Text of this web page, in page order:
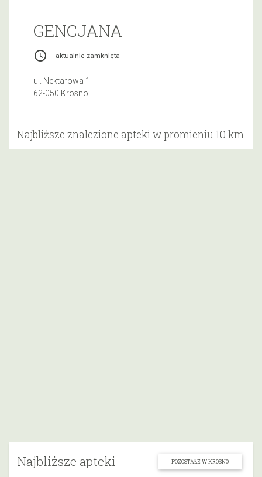
Najbliższe apteki POZOSTAŁE W KROSNO
GENCJANA
access_time aktualnie zamknięta
ul. Nektarowa 1
62-050 Krosno
Najbliższe znalezione apteki w promieniu 10 km